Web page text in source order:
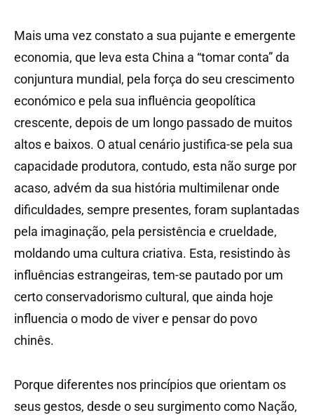
Mais uma vez constato a sua pujante e emergente
economia, que leva esta China a “tomar conta” da
conjuntura mundial, pela força do seu crescimento
económico e pela sua influência geopolítica
crescente, depois de um longo passado de muitos
altos e baixos. O atual cenário justifica-se pela sua
capacidade produtora, contudo, esta não surge por
acaso, advém da sua história multimilenar onde
dificuldades, sempre presentes, foram suplantadas
pela imaginação, pela persistência e crueldade,
moldando uma cultura criativa. Esta, resistindo às
influências estrangeiras, tem-se pautado por um
certo conservadorismo cultural, que ainda hoje
influencia o modo de viver e pensar do povo
chinês.
Porque diferentes nos princípios que orientam os
seus gestos, desde o seu surgimento como Nação,